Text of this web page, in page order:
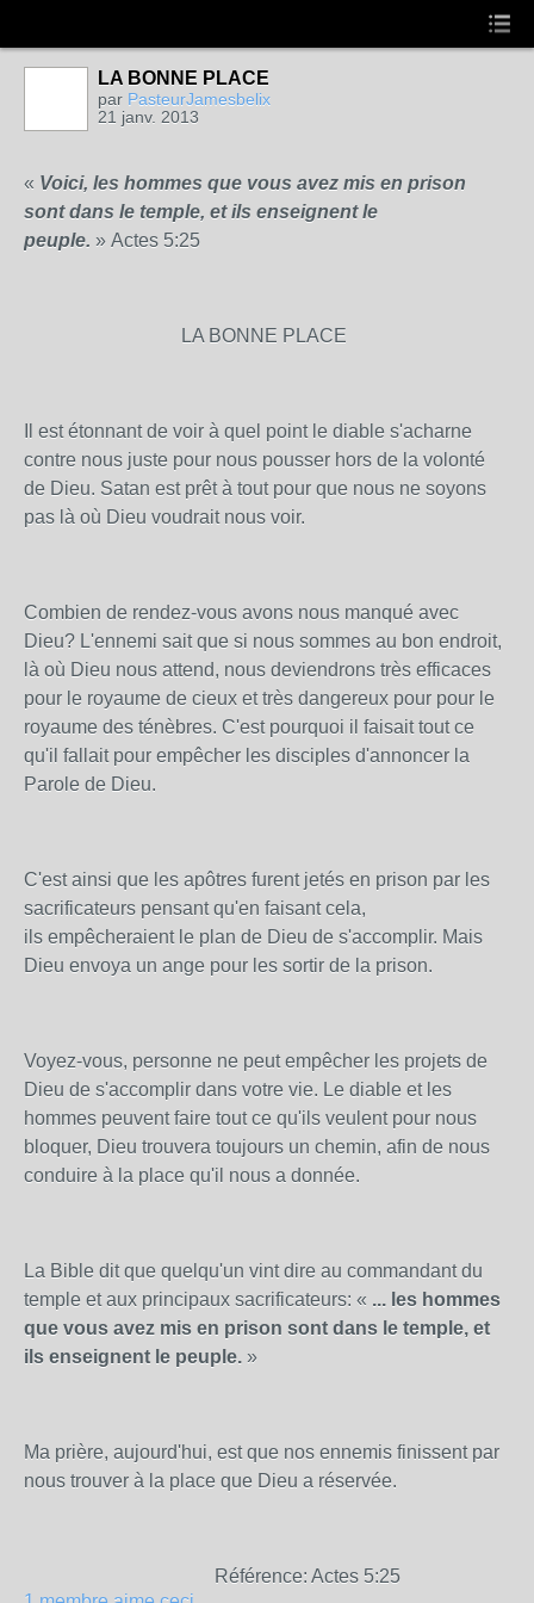
LA BONNE PLACE
par PasteurJamesbelix
21 janv. 2013
« Voici, les hommes que vous avez mis en prison
sont dans le temple, et ils enseignent le
peuple. » Actes 5:25
LA BONNE PLACE
Il est étonnant de voir à quel point le diable s'acharne
contre nous juste pour nous pousser hors de la volonté
de Dieu. Satan est prêt à tout pour que nous ne soyons
pas là où Dieu voudrait nous voir.
Combien de rendez-vous avons nous manqué avec
Dieu? L'ennemi sait que si nous sommes au bon endroit,
là où Dieu nous attend, nous deviendrons très efficaces
pour le royaume de cieux et très dangereux pour pour le
royaume des ténèbres. C'est pourquoi il faisait tout ce
qu'il fallait pour empêcher les disciples d'annoncer la
Parole de Dieu.
C'est ainsi que les apôtres furent jetés en prison par les
sacrificateurs pensant qu'en faisant cela,
ils empêcheraient le plan de Dieu de s'accomplir. Mais
Dieu envoya un ange pour les sortir de la prison.
Voyez-vous, personne ne peut empêcher les projets de
Dieu de s'accomplir dans votre vie. Le diable et les
hommes peuvent faire tout ce qu'ils veulent pour nous
bloquer, Dieu trouvera toujours un chemin, afin de nous
conduire à la place qu'il nous a donnée.
La Bible dit que quelqu'un vint dire au commandant du
temple et aux principaux sacrificateurs: « ... les hommes
que vous avez mis en prison sont dans le temple, et
ils enseignent le peuple. »
Ma prière, aujourd'hui, est que nos ennemis finissent par
nous trouver à la place que Dieu a réservée.
Référence: Actes 5:25